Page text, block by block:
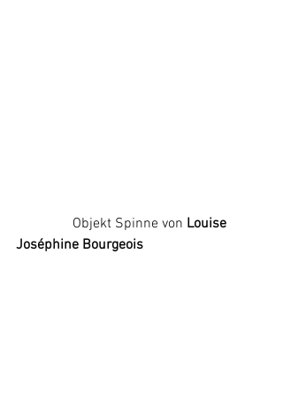
                Objekt Spinne von
Louise
Joséphine Bourgeois